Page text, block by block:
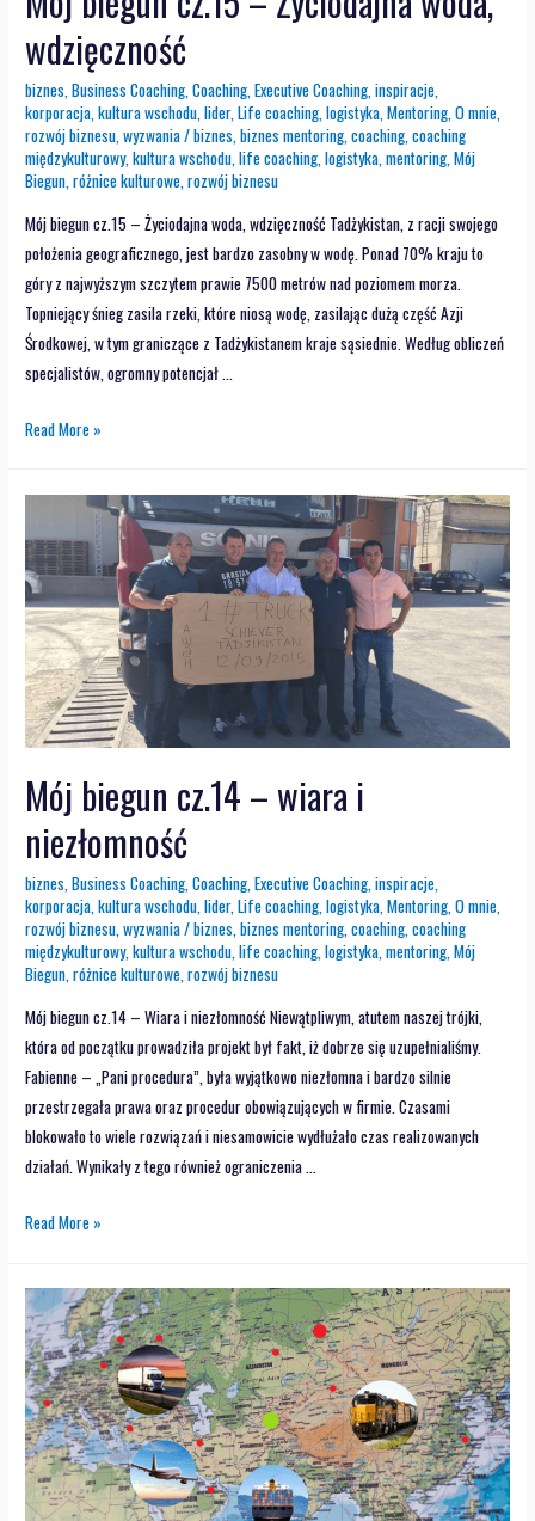
wdzięczność
biznes ,Business Coaching ,Coaching ,Executive Coaching ,inspiracje
korporacja ,kultura wschodu ,lider,Life coaching ,logistyka ,Mentoring ,O mnie
rozwój biznesu ,wyzwania/biznes ,biznes mentoring ,coaching ,coaching
międzykulturowy,kultura wschodu ,life coaching ,logistyka ,mentoring ,Mój
Biegun ,różnice kulturowe ,rozwój biznesu
Mój biegun cz.15 – Życiodajna woda, wdzięczność Tadżykistan, z racji swojego
położenia geograficznego, jest bardzo zasobny w wodę. Ponad 70% kraju to
góry z najwyższym szczytem prawie 7500 metrów nad poziomem morza.
Topniejący śnieg zasila rzeki, które niosą wodę, zasilając dużą część Azji
Środkowej, w tym graniczące z Tadżykistanem kraje sąsiednie. Według obliczeń
specjalistów, ogromny potencjał …
Read More »
Mój biegun cz.14 – wiara i
niezłomność
biznes,Business Coaching,Coaching,Executive Coaching,inspiracje,
korporacja,kultura wschodu,lider,Life coaching,logistyka,Mentoring,O mnie,
rozwój biznesu,wyzwania/biznes,biznes mentoring,coaching,coaching
międzykulturowy,kultura wschodu,life coaching,logistyka,mentoring,Mój
Biegun,różnice kulturowe,rozwój biznesu
Mój biegun cz.14 – Wiara i niezłomność Niewątpliwym, atutem naszej trójki,
która od początku prowadziła projekt był fakt, iż dobrze się uzupełnialiśmy.
Fabienne – „Pani procedura”, była wyjątkowo niezłomna i bardzo silnie
przestrzegała prawa oraz procedur obowiązujących w firmie. Czasami
blokowało to wiele rozwiązań i niesamowicie wydłużało czas realizowanych
działań. Wynikały z tego również ograniczenia …
Read More »